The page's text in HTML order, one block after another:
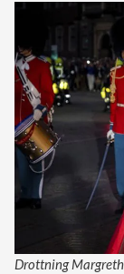
Drottning